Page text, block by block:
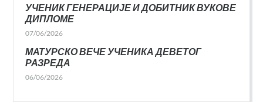
УЧЕНИК ГЕНЕРАЦИЈЕ И ДОБИТНИК ВУКОВЕ
ДИПЛОМЕ
07/06/2026
МАТУРСКО ВЕЧЕ УЧЕНИКА ДЕВЕТОГ
РАЗРЕДА
06/06/2026